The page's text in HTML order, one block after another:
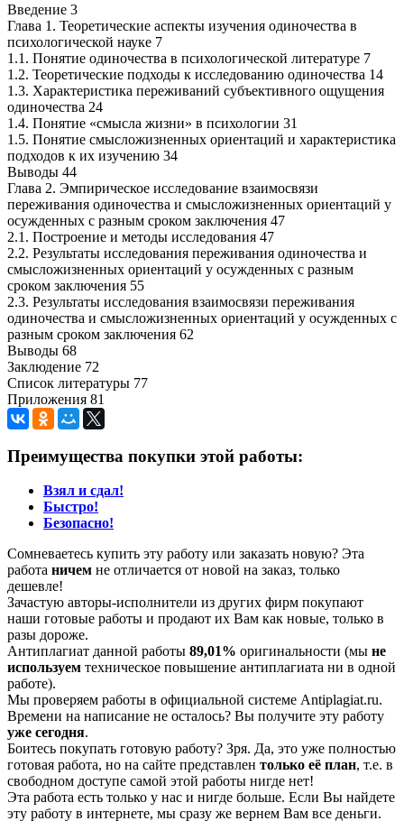
Введение 3
Глава 1. Теоретические аспекты изучения одиночества в
психологической науке 7
1.1. Понятие одиночества в психологической литературе 7
1.2. Теоретические подходы к исследованию одиночества 14
1.3. Характеристика переживаний субъективного ощущения
одиночества 24
1.4. Понятие «смысла жизни» в психологии 31
1.5. Понятие смысложизненных ориентаций и характеристика
подходов к их изучению 34
Выводы 44
Глава 2. Эмпирическое исследование взаимосвязи
переживания одиночества и смысложизненных ориентаций у
осужденных с разным сроком заключения 47
2.1. Построение и методы исследования 47
2.2. Результаты исследования переживания одиночества и
смысложизненных ориентаций у осужденных с разным
сроком заключения 55
2.3. Результаты исследования взаимосвязи переживания
одиночества и смысложизненных ориентаций у осужденных с
разным сроком заключения 62
Выводы 68
Заклюдение 72
Список литературы 77
Приложения 81
Преимущества покупки этой работы:
Взял и сдал!
Быстро!
Безопасно!
Сомневаетесь купить эту работу или заказать новую? Эта
работа ничем не отличается от новой на заказ, только
дешевле!
Зачастую авторы-исполнители из других фирм покупают
наши готовые работы и продают их Вам как новые, только в
разы дороже.
Антиплагиат данной работы 89,01% оригинальности (мы не
используем техническое повышение антиплагиата ни в одной
работе).
Мы проверяем работы в официальной системе Аntiplagiat.ru.
Времени на написание не осталось? Вы получите эту работу
уже сегодня.
Боитесь покупать готовую работу? Зря. Да, это уже полностью
готовая работа, но на сайте представлен только её план, т.е. в
свободном доступе самой этой работы нигде нет!
Эта работа есть только у нас и нигде больше. Если Вы найдете
эту работу в интернете, мы сразу же вернем Вам все деньги.